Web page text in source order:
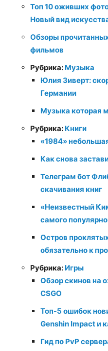
Топ 10 оживших
Новый вид
Обзоры
фильмов
Рубрика: Музыка
Юлия Зиверт:
Германии
Музыка которая
Рубрика: Книги
«1984»
Как снова
Телеграм бот
скачивания книг
«Неизвестный
самого
Остров
обязательно к
Рубрика: Игры
Обзор скинов на
CSGO
Топ-5 ошибок
Genshin Impact и
Гид по PvP